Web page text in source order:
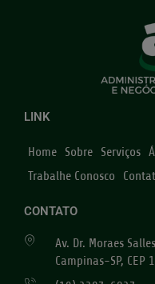
LINK
Home Sobre Serviços
Trabalhe Conosco
CONTATO
Av. Dr. Moraes
Campinas-SP, CEP